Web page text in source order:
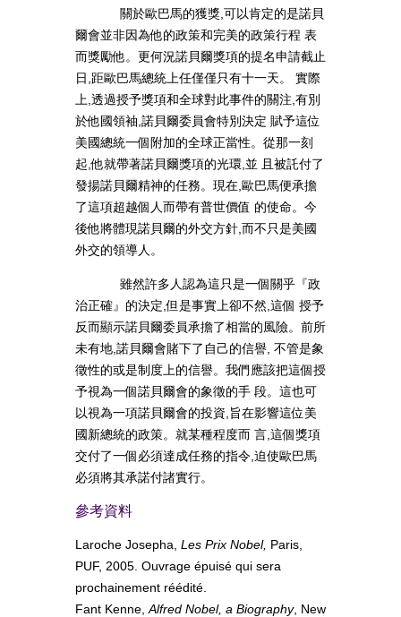
關於歐巴馬的獲獎,可以肯定的是諾貝
爾會並非因為他的政策和完美的政策行程 表
而獎勵他。更何況諾貝爾獎項的提名申請截止
日,距歐巴馬總統上任僅僅只有十一天。 實際
上,透過授予獎項和全球對此事件的關注,有別
於他國領袖,諾貝爾委員會特別決定 賦予這位
美國總統一個附加的全球正當性。從那一刻
起,他就帶著諾貝爾獎項的光環,並 且被託付了
發揚諾貝爾精神的任務。現在,歐巴馬便承擔
了這項超越個人而帶有普世價值 的使命。今
後他將體現諾貝爾的外交方針,而不只是美國
外交的領導人。
雖然許多人認為這只是一個關乎『政
治正確』的決定,但是事實上卻不然,這個 授予
反而顯示諾貝爾委員承擔了相當的風險。前所
未有地,諾貝爾會賭下了自己的信譽, 不管是象
徵性的或是制度上的信譽。我們應該把這個授
予視為一個諾貝爾會的象徵的手 段。這也可
以視為一項諾貝爾會的投資,旨在影響這位美
國新總統的政策。就某種程度而 言,這個獎項
交付了一個必須達成任務的指令,迫使歐巴馬
必須將其承諾付諸實行。
參考資料
Laroche Josepha, Les Prix Nobel, Paris,
PUF, 2005. Ouvrage épuisé qui sera
prochainement réédité.
Fant Kenne, Alfred Nobel, a Biography, New